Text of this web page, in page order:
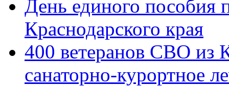
День единого пособия
Краснодарского края
400 ветеранов СВО из
санаторно-курортное